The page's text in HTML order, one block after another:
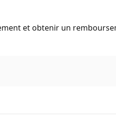
et obtenir un